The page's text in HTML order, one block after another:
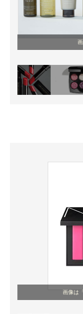
画像は